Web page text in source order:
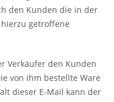
den Kunden die in der
getroffene
Verkäufer den Kunden
von ihm bestellte Ware
dieser E-Mail kann der